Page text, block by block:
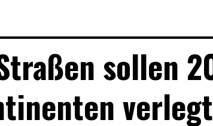
sollen
verlegt